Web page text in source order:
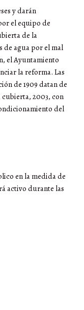
y darán
el equipo de
de la
de agua por el mal
el Ayuntamiento
la reforma. Las
de 1909 datan de
cubierta, 2003, con
del
en la medida de
activo durante las